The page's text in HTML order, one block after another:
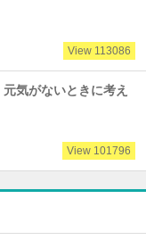
View 113086
気がないときに考え
View 101796